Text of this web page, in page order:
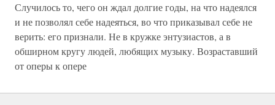
Случилось то, чего он ждал долгие годы, на что надеялся
и не позволял себе надеяться, во что приказывал себе не
верить: его признали. Не в кружке энтузиастов, а в
обширном кругу людей, любящих музыку. Возраставший
от оперы к опере